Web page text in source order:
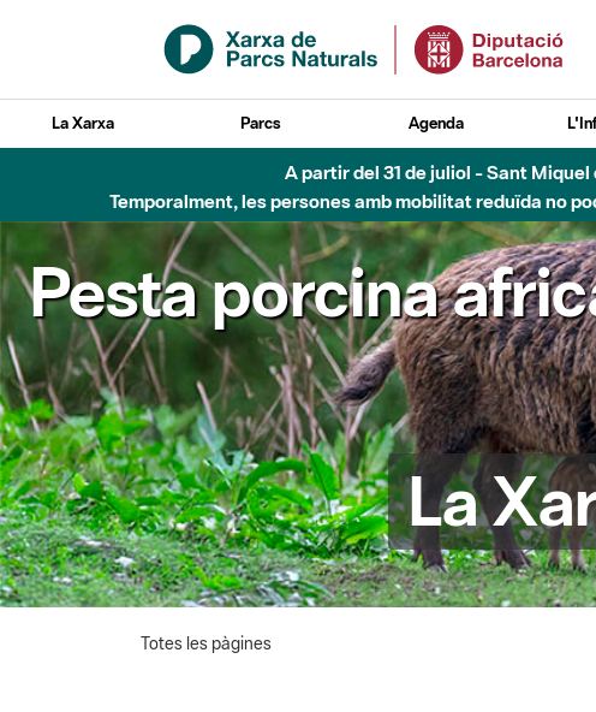
Salta al contingut principal
La Xarxa Parcs Agenda
A partir del 31 de juliol - Sant
Temporalment, les persones amb mobilitat reduïda no
Pesta porcina
La
Totes les pàgines